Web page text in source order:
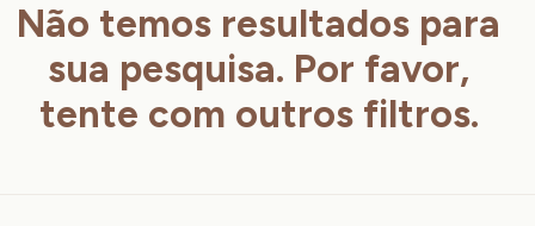
Não temos resultados para
sua pesquisa. Por favor,
tente com outros filtros.